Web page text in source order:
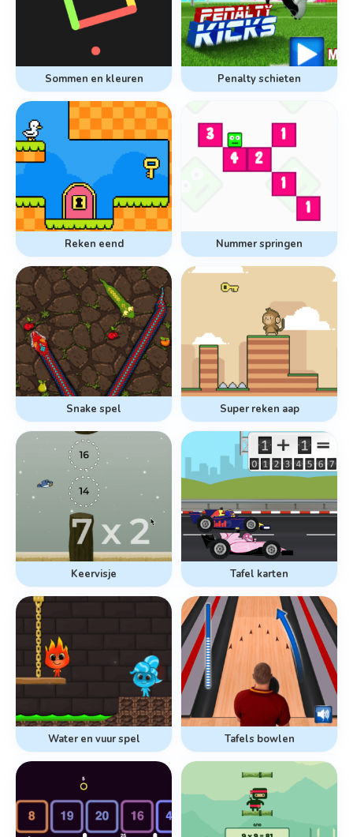
Sommen en kleuren Penalty schieten
Reken eend Nummer springen
Snake spel Super reken aap
Keervisje Tafel karten
Water en vuur spel Tafels bowlen